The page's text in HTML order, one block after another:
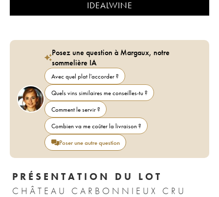
IDEALWINE
Posez une question à Margaux, notre
sommelière IA
Avec quel plat l'accorder ?
Quels vins similaires me conseilles-tu ?
Comment le servir ?
Combien va me coûter la livraison ?
Poser une autre question
PRÉSENTATION DU LOT
CHÂTEAU CARBONNIEUX CRU